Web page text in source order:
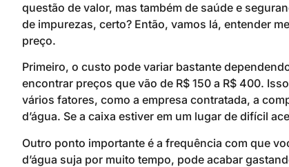
questão de valor, mas também de saúde e
de impurezas, certo? Então, vamos lá, entender
preço.
Primeiro, o custo pode variar bastante
encontrar preços que vão de R$ 150 a R$ 400.
vários fatores, como a empresa contratada, a
d’água. Se a caixa estiver em um lugar de difícil
Outro ponto importante é a frequência com que
d’água suja por muito tempo, pode acabar